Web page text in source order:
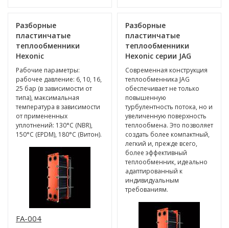
Разборные
пластинчатые
теплообменники
Hexonic
Рабочие параметры:
рабочее давление: 6, 10, 16,
25 бар (в зависимости от
типа), максимальная
температура в зависимости
от примененных
уплотнений: 130°C (NBR),
150°C (EPDM), 180°C (Витон).
FA-004
Разборные
пластинчатые
теплообменники
Hexonic серии JAG
Современная конструкция
теплообменника JAG
обеспечивает не только
повышенную
турбулентность потока, но и
увеличенную поверхность
теплообмена. Это позволяет
создать более компактный,
легкий и, прежде всего,
более эффективный
теплообменник, идеально
адаптированный к
индивидуальным
требованиям.